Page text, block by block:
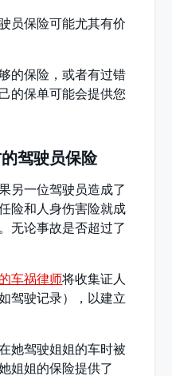
员保险可能尤其有价
的保险，或者有过错
的保单可能会提供您
驾驶员保险
另一位驾驶员造成了
险和人身伤害险就成
无论事故是否超过了
车祸律师将收集证人
驾驶记录），以建立
她驾驶姐姐的车时被
姐姐的保险提供了